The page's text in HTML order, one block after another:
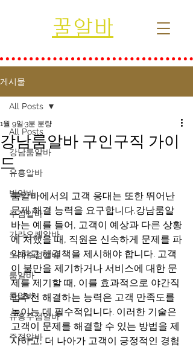
꿀알바
게시물
All Posts
강남룸알바
유흥알바
밤알바
주점알바
가라오케알바
노래주점알바
룸알바
룸알바
유흥주점알바
주점알바
All Posts
강남룸알바 구인구직 가이
드
1월 9일 3분 분량
룸알바에서의 고객 응대는 또한 뛰어난
문제 해결 능력을 요구합니다.강남룸알
바는 예를 들어, 고객이 예상과 다른 상황
에 처했을 때, 직원은 신속하게 문제를 파
악하고 해결책을 제시해야 합니다. 고객
이 불만을 제기하거나 서비스에 대한 문
제를 제기할 때, 이를 효과적으로 야간직
업추천 해결하는 능력은 고객 만족도를
높이는 데 필수적입니다. 이러한 기술은
고객이 문제를 해결할 수 있는 방법을 제
시하고, 더 나아가 고객이 긍정적인 경험